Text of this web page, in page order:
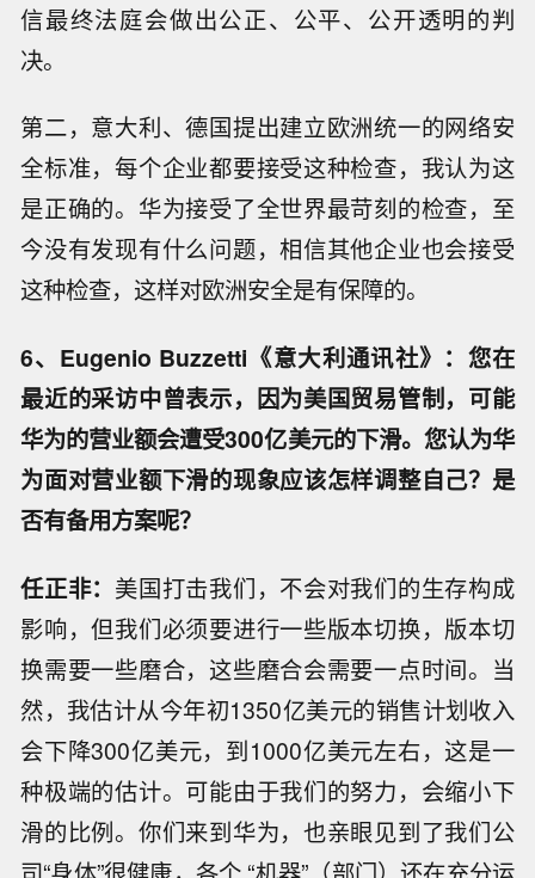
信最终法庭会做出公正、公平、公开透明的判
决。
第二，意大利、德国提出建立欧洲统一的网络安
全标准，每个企业都要接受这种检查，我认为这
是正确的。华为接受了全世界最苛刻的检查，至
今没有发现有什么问题，相信其他企业也会接受
这种检查，这样对欧洲安全是有保障的。
6、Eugenio Buzzetti《意大利通讯社》：您在
最近的采访中曾表示，因为美国贸易管制，可能
华为的营业额会遭受300亿美元的下滑。您认为华
为面对营业额下滑的现象应该怎样调整自己？是
否有备用方案呢？
任正非： 美国打击我们，不会对我们的生存构成
影响，但我们必须要进行一些版本切换，版本切
换需要一些磨合，这些磨合会需要一点时间。当
然，我估计从今年初1350亿美元的销售计划收入
会下降300亿美元，到1000亿美元左右，这是一
种极端的估计。可能由于我们的努力，会缩小下
滑的比例。你们来到华为，也亲眼见到了我们公